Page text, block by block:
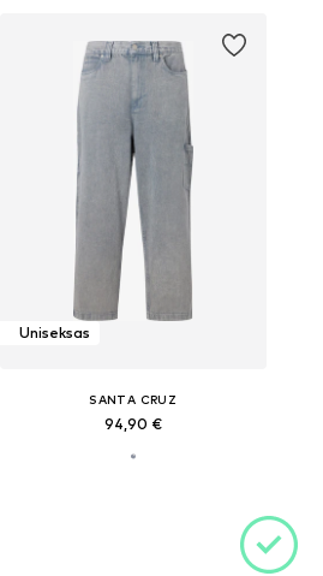
Uniseksas
SANTA CRUZ
94,90 €